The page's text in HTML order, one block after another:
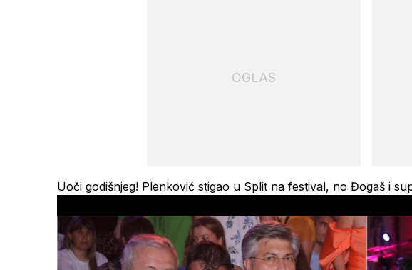
OGLAS
Uoči godišnjeg! Plenković stigao u Split na festival, no Đogaš i